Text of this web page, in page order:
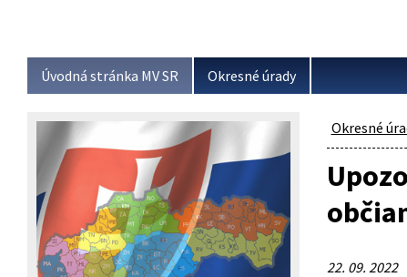
Úvodná stránka MV SR Okresné úrady
Okresné
22. 09. 2022